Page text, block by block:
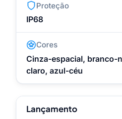
Proteção
IP68
Cores
Cinza-espacial, branco-
claro, azul-céu
Lançamento